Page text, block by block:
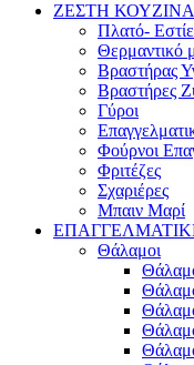
ΖΕΣΤΗ ΚΟΥΖΙΝΑ
Πλατό-
Θερμαντικό
Βραστήρας
Βραστήρες
Γύροι
Φούρνοι
Φριτέζες
Σχαριέρες
Μπαιν Μαρί
Θάλαμοι